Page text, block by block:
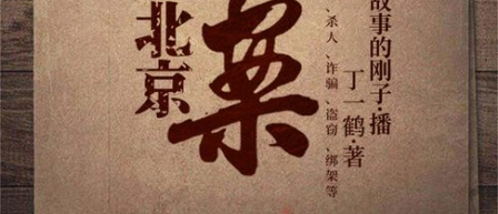
日本購物 電子/紙本書
HOT